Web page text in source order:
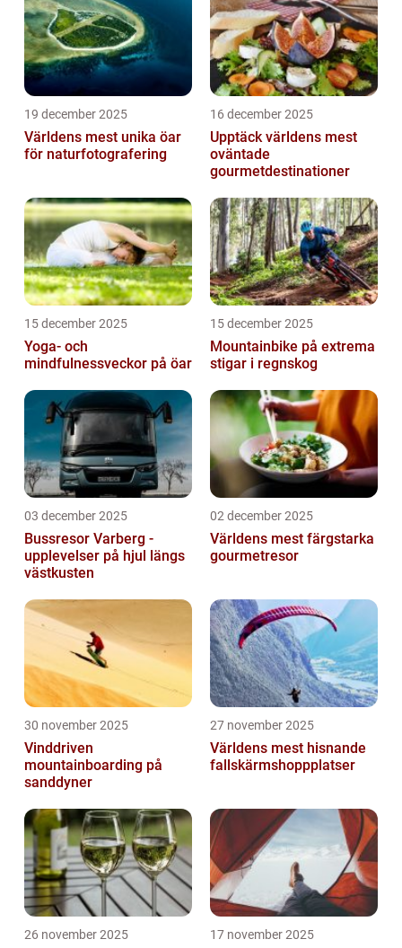
19 december 2025
Världens mest unika öar
för naturfotografering
16 december 2025
Upptäck världens mest
oväntade
gourmetdestinationer
15 december 2025
Yoga- och
mindfulnessveckor på öar
15 december 2025
Mountainbike på extrema
stigar i regnskog
03 december 2025
Bussresor Varberg -
upplevelser på hjul längs
västkusten
02 december 2025
Världens mest färgstarka
gourmetresor
30 november 2025
Vinddriven
mountainboarding på
sanddyner
27 november 2025
Världens mest hisnande
fallskärmshoppplatser
26 november 2025 17 november 2025